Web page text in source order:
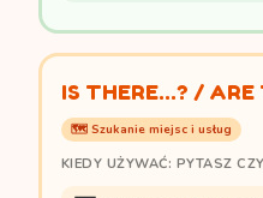
IS THERE...? /
🗺️ Szukanie miejsc i usług
KIEDY UŻYWAĆ: PYTASZ